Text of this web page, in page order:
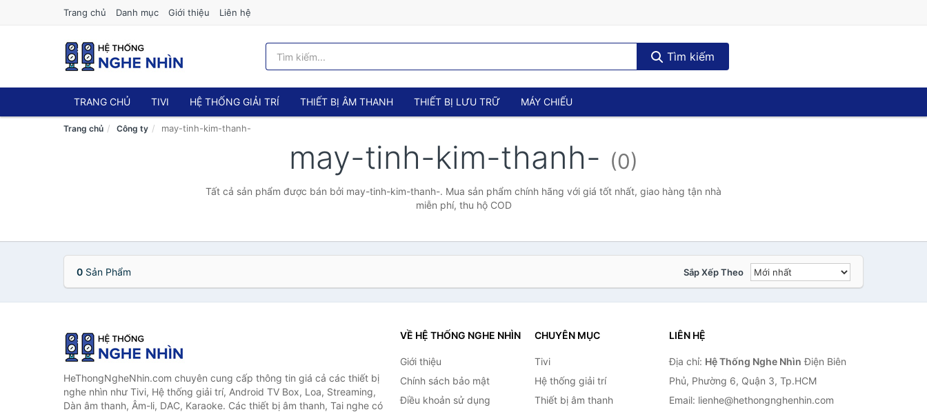
Trang chủ Danh mục Giới thiệu Liên hệ
Tìm kiếm
TRANG CHỦ TIVI HỆ THỐNG GIẢI TRÍ THIẾT BỊ ÂM THANH THIẾT BỊ LƯU TRỮ MÁY CHIẾU
Trang chủ Công ty may-tinh-kim-thanh-
may-tinh-kim-thanh- (0)
Tất cả sản phẩm được bán bởi may-tinh-kim-thanh-. Mua sản phẩm chính hãng với giá tốt nhất, giao hàng tận nhà
miễn phí, thu hộ COD
0 Sản Phẩm Sắp Xếp Theo
HeThongNgheNhin.com chuyên cung cấp thông tin giá cả các thiết bị
nghe nhìn như Tivi, Hệ thống giải trí, Android TV Box, Loa, Streaming,
Dàn âm thanh, Âm-li, DAC, Karaoke. Các thiết bị âm thanh, Tai nghe có
VỀ HỆ THỐNG NGHE NHÌN
Giới thiệu
Chính sách bảo mật
Điều khoản sử dụng
CHUYÊN MỤC
Tivi
Hệ thống giải trí
Thiết bị âm thanh
LIÊN HỆ
Địa chỉ: Hệ Thống Nghe Nhìn Điện Biên
Phủ, Phường 6, Quận 3, Tp.HCM
Email: lienhe@hethongnghenhin.com